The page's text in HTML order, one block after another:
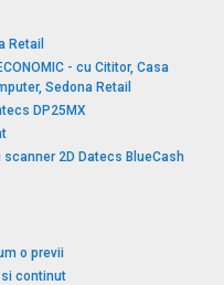
Retail
- cu Cititor, Casa
Sedona Retail
DP25MX
2D Datecs BlueCash
o previi
continut